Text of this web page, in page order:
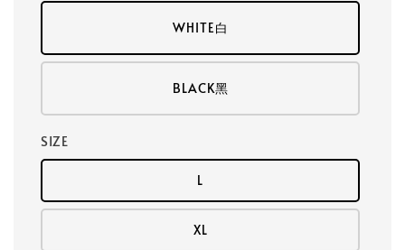
WHITE白
BLACK黑
SIZE
L
XL